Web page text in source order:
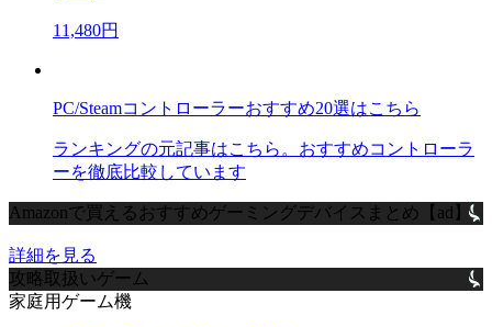
11,480円
PC/Steamコントローラーおすすめ20選はこちら
ランキングの元記事はこちら。おすすめコントローラ
ーを徹底比較しています
Amazonで買えるおすすめゲーミングデバイスまとめ【ad】
詳細を見る
攻略取扱いゲーム
家庭用ゲーム機